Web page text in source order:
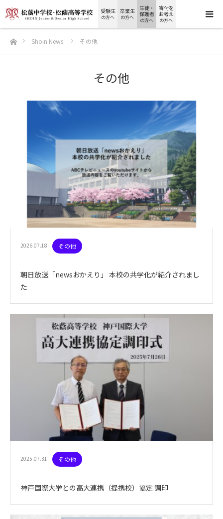
受験生
の方へ
卒業生
の方へ
生徒・
保護者
の方へ
寄付を
お考え
の方へ
ホームShoin News その他
その他
2026.07.18 その他
朝日放送「newsおかえり」 本校の共学化が紹介されまし
た
2025.07.31 その他
神戸国際大学との高大連携（提携校）協定 調印